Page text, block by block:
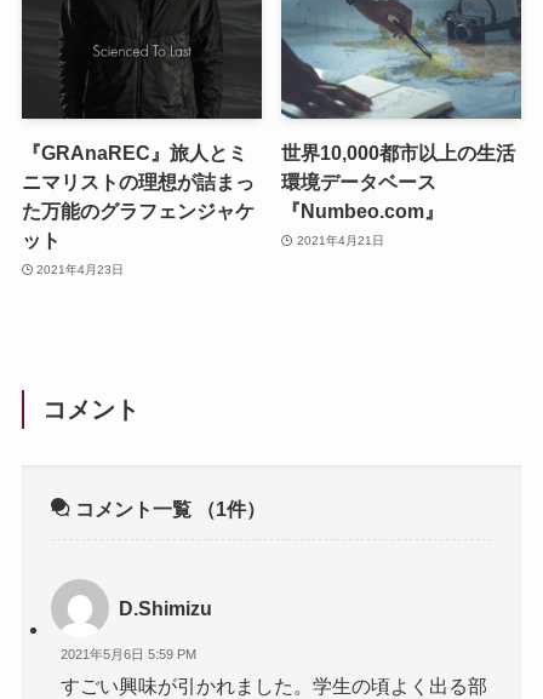
『GRAnaREC』旅人とミ
ニマリストの理想が詰まっ
た万能のグラフェンジャケ
ット
2021年4月23日
世界10,000都市以上の生活
環境データベース
『Numbeo.com』
2021年4月21日
コメント
コメント一覧 （1件）
D.Shimizu
2021年5月6日 5:59 PM
すごい興味が引かれました。学生の頃よく出る部